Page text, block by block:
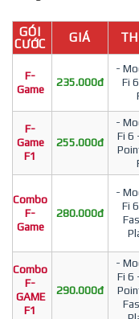
GÓI
CƯỚC
GIÁ
F-
Game
235.000đ
-
Fi
F-
Game
F1
255.000đ
-
Fi 6
Combo
F-
Game
280.000đ
-
Fi
Combo
F-
GAME
F1
290.000đ
-
Fi 6